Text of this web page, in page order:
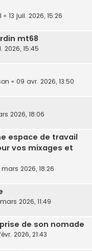
« 13 juil. 2026, 15:26
mt68
2026, 15:45
« 09 avr. 2026, 13:50
2026, 18:06
espace de travail
vos mixages et
2026, 18:26
2026, 11:49
de son nomade
2026, 21:43